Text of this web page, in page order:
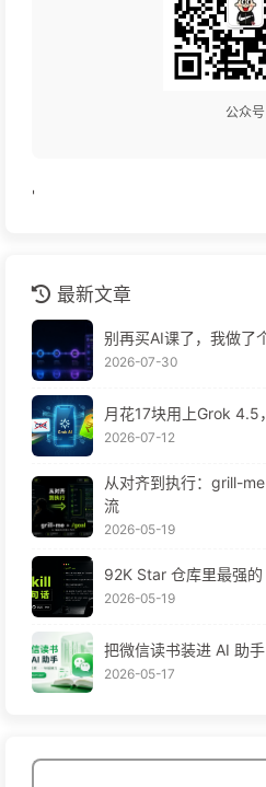
公众号
'
最新文章
别再买AI课了，我做了
2026-07-30
月花17块用上Grok 4.5
2026-07-12
从对齐到执行：grill-
流
2026-05-19
92K Star 仓库里最强
2026-05-19
把微信读书装进 AI 助
2026-05-17